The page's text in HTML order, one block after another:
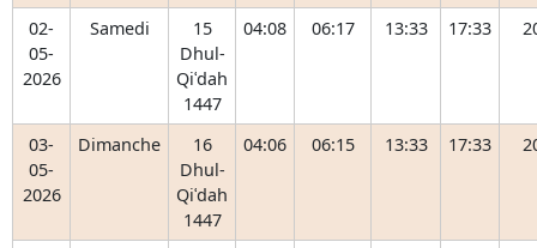
02-
05-
2026
Samedi
15
Dhul-
Qiʿdah
1447
04:08 06:17 13:33 17:33
03-
05-
2026
Dimanche
16
Dhul-
Qiʿdah
1447
04:06 06:15 13:33 17:33